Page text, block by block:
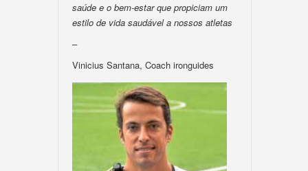
saúde e o bem-estar que propiciam um
estilo de vida saudável a nossos atletas
–
Vinicius Santana, Coach ironguides